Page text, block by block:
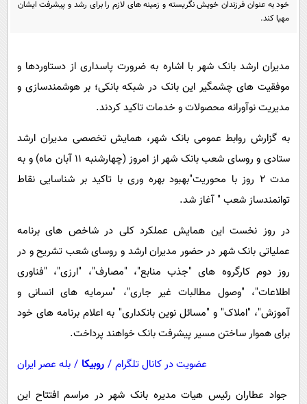
سرگرمی
محیط زیست
سلامت
فرهنگی
بین الملل
حیات وحش
سیاست خارجی
پیامک
خود به عنوان فرزندان خویش نگریسته و زمینه های لازم را برای رشد و پیشرفت ایشان
مهیا کند.
مدیران ارشد بانک شهر با اشاره به ضرورت پاسداری از دستاوردها و
موفقیت های چشمگیر این بانک در شبکه بانکی؛ بر هوشمندسازی و
مدیریت نوآورانه محصولات و خدمات تاکید کردند.
به گزارش روابط عمومی بانک شهر، همایش تخصصی مدیران ارشد
ستادی و روسای شعب بانک شهر از امروز (چهارشنبه 11 آبان ماه) و به
مدت 2 روز با محوریت"بهبود بهره وری با تاکید بر شناسایی نقاط
توانمندساز شعب " آغاز شد.
در روز نخست این همایش عملکرد کلی در شاخص های برنامه
عملیاتی بانک شهر در حضور مدیران ارشد و روسای شعب تشریح و در
روز دوم کارگروه های "جذب منابع"، "مصارف"، "ارزی"، "فناوری
اطلاعات"، "وصول مطالبات غیر جاری"، "سرمایه های انسانی و
آموزش"، "املاک" و "مسائل نوین بانکداری" به اعلام برنامه های خود
برای هموار ساختن مسیر پیشرفت بانک خواهند پرداخت.
عضویت در کانال تلگرام / روبیکا / بله عصر ایران
جواد عطاران رئیس هیات مدیره بانک شهر در مراسم افتتاح این